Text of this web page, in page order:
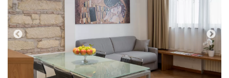
Previous Next